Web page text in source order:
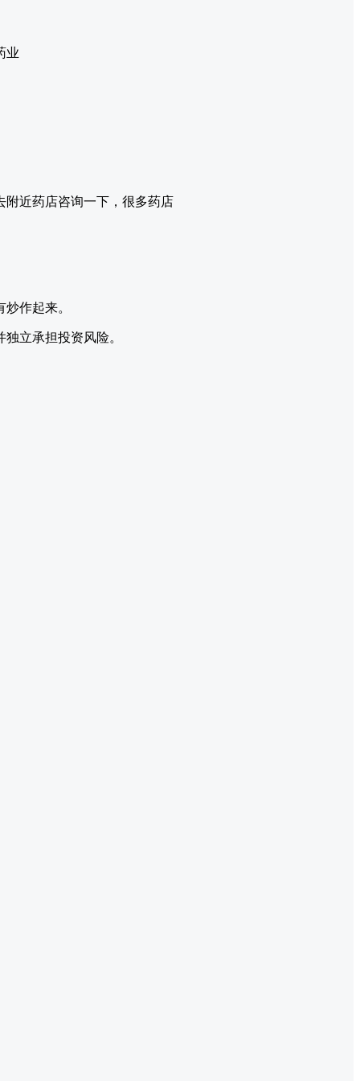
业
附近药店咨询一下，很多药店
作起来。
立承担投资风险。